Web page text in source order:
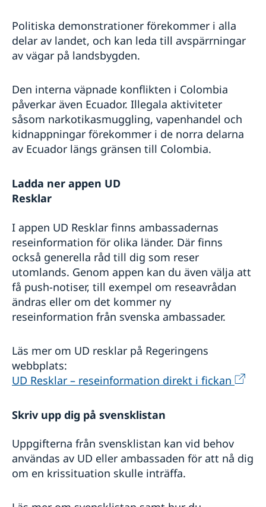
Politiska demonstrationer förekommer i alla
delar av landet, och kan leda till avspärrningar
av vägar på landsbygden.
Den interna väpnade konflikten i Colombia
påverkar även Ecuador. Illegala aktiviteter
såsom narkotikasmuggling, vapenhandel och
kidnappningar förekommer i de norra delarna
av Ecuador längs gränsen till Colombia.
Ladda ner appen UD
I appen UD Resklar finns ambassadernas
reseinformation för olika länder. Där finns
också generella råd till dig som reser
utomlands. Genom appen kan du även välja att
få push-notiser, till exempel om reseavrådan
ändras eller om det kommer ny
reseinformation från svenska ambassader.
Läs mer om UD resklar på Regeringens
webbplats:
UD Resklar – reseinformation direkt i fickan
Skriv upp dig på svensklistan
Uppgifterna från svensklistan kan vid behov
användas av UD eller ambassaden för att nå dig
om en krissituation skulle inträffa.